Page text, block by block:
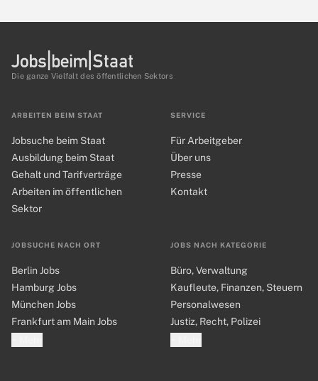
Die ganze Vielfalt des öffentlichen Sektors
ARBEITEN BEIM STAAT
Jobsuche beim Staat
Ausbildung beim Staat
Gehalt und Tarifverträge
Arbeiten im öffentlichen
Sektor
JOBSUCHE NACH ORT
Berlin Jobs
Hamburg Jobs
München Jobs
Frankfurt am Main Jobs
JOBS NACH KATEGORIE
Büro, Verwaltung
Kaufleute, Finanzen, Steuern
Personalwesen
Justiz, Recht, Polizei
SERVICE
Für Arbeitgeber
Über uns
Presse
Kontakt